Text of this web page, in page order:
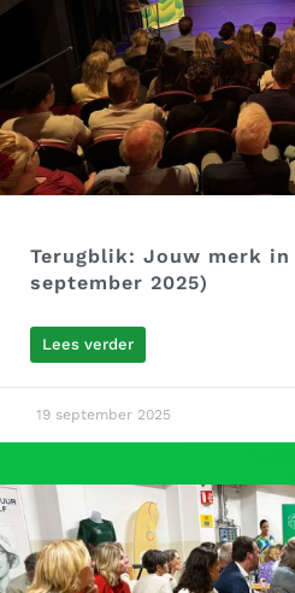
Terugblik: Jouw merk in
september 2025)
Lees verder
19 september 2025